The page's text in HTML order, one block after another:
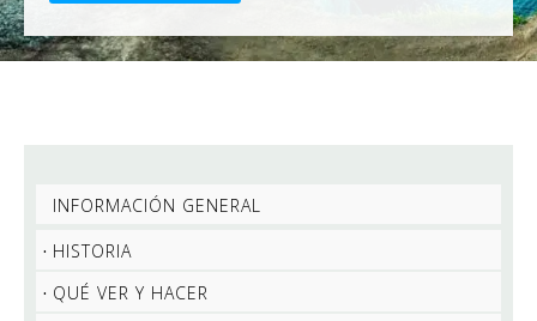
INFORMACIÓN GENERAL
HISTORIA
QUÉ VER Y HACER